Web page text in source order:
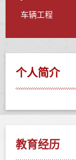
车辆工程
个人简介
教育经历